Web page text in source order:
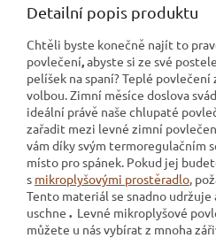
Detailní popis produktu
Chtěli byste konečně najít to
povlečení,abyste si ze své
pelíšek na spaní? Teplé povlečení
volbou. Zimní měsíce doslova
ideální právě naše chlupaté
zařadit mezi levné zimní
vám díky svým termoregulačním
místo pro spánek. Pokud jej
s mikroplyšovými prostěradlo,
Tento materiál se snadno udržuje
uschne . Levné mikroplyšové
můžete u nás vybírat z mnoha